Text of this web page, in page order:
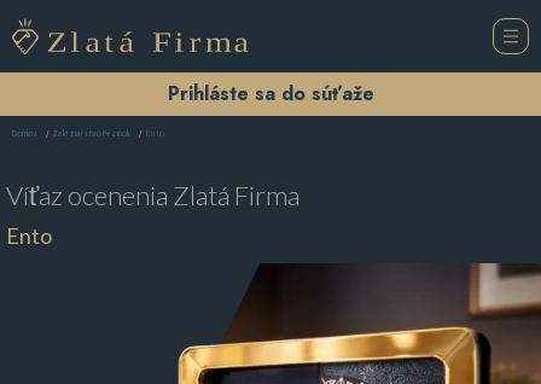
Prihláste sa do súťaže
Domov Železiarstvo Pezinok Ento
Víťaz ocenenia Zlatá Firma
Ento